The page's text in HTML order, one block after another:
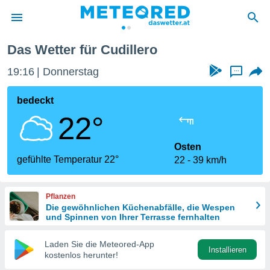
wurde
dass
sind.
diese
Das Wetter für Cudillero
19:16 Donnerstag ...
bedeckt
22°
gefühlte Temperatur 22°
Osten
22
39 km/h
Pflanzen
Die gewöhnlichen Küchenabfälle, die Wespen
und Spinnen von Ihrer Terrasse fernhalten
Laden Sie die Meteored-App
kostenlos herunter!
Installieren